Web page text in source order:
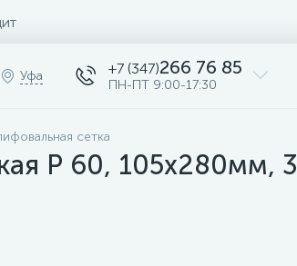
Уфа +7 (347)266 76 85
ПН-ПТ 9:00-17:30
сетка
Р 60, 105х280мм, 3